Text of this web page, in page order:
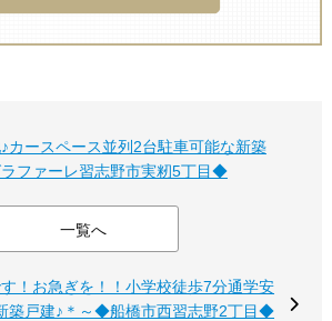
カースペース並列2台駐車可能な新築
ファーレ習志野市実籾5丁目◆
一覧へ
！お急ぎを！！小学校徒歩7分通学安
築戸建♪＊～◆船橋市西習志野2丁目◆